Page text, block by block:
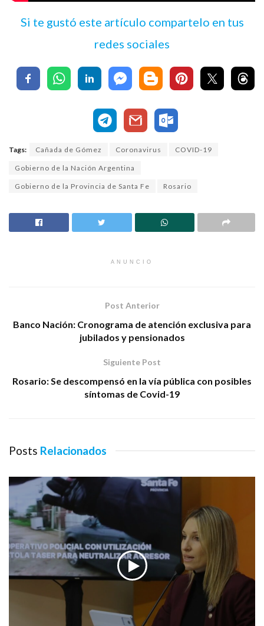
Si te gustó este artículo compartelo en tus
redes sociales
Tags: Cañada de Gómez Coronavirus COVID-19
Gobierno de la Nación Argentina
Gobierno de la Provincia de Santa Fe Rosario
ANUNCIO
Post Anterior
Banco Nación: Cronograma de atención exclusiva para
jubilados y pensionados
Siguiente Post
Rosario: Se descompensó en la vía pública con posibles
síntomas de Covid-19
Posts Relacionados